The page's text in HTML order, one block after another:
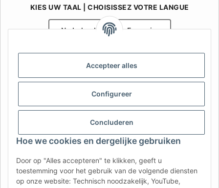
Accepteer alles
Configureer
Concluderen
Hoe we cookies en dergelijke gebruiken
Door op "Alles accepteren" te klikken, geeft u
toestemming voor het gebruik van de volgende diensten
op onze website: Technisch noodzakelijk, YouTube,
KIES UW TAAL | CHOISISSEZ VOTRE LANGUE
Nederlands Français
Uw specialist in onderdelen voor aanhangwagens | Votre
spécialiste en pièces détachées pour remorques
Contact: info@afatek.com
AFATEK INTERNATIONAL – SELECT REGION & LANGUAGE | KIES
CH (DE)
CH (IT) BE (NL) BE (FR)
FR IT ES DK PL